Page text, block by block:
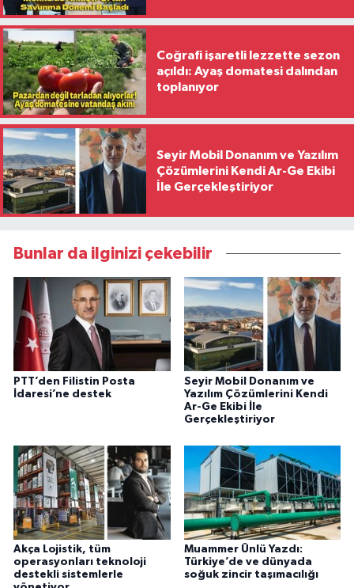
Coğrafi işaretli lezzette sezon
açıldı: Ayaş domatesi dalından
toplanıyor
Seyir Mobil Donanım ve Yazılım
Çözümlerini Kendi Ar-Ge Ekibi
İle Gerçekleştiriyor
Bunlar da ilginizi çekebilir
PTT’den Filistin Posta
İdaresi’ne destek
Seyir Mobil Donanım ve
Yazılım Çözümlerini Kendi
Ar-Ge Ekibi İle
Gerçekleştiriyor
Akça Lojistik, tüm
operasyonları teknoloji
destekli sistemlerle
Muammer Ünlü Yazdı:
Türkiye’de ve dünyada
soğuk zincir taşımacılığı